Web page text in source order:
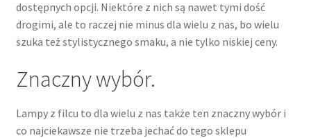
dostępnych opcji. Niektóre z nich są nawet tymi dość
drogimi, ale to raczej nie minus dla wielu z nas, bo wielu
szuka też stylistycznego smaku, a nie tylko niskiej ceny.
Znaczny wybór.
Lampy z filcu to dla wielu z nas także ten znaczny wybór i
co najciekawsze nie trzeba jechać do tego sklepu